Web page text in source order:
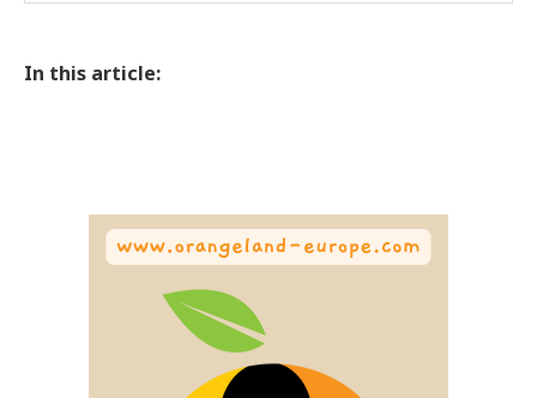
In this article: